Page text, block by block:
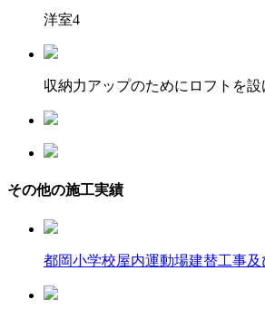
洋室4
収納力アップのためにロフトを設
その他の施工実績
都岡小学校屋内運動場建替工事